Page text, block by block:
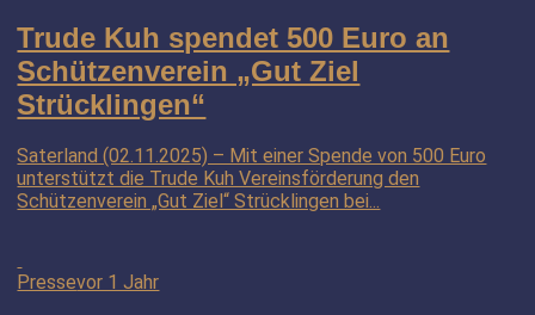
Trude Kuh spendet 500 Euro an
Schützenverein „Gut Ziel
Strücklingen“
Saterland (02.11.2025) – Mit einer Spende von 500 Euro
unterstützt die Trude Kuh Vereinsförderung den
Schützenverein „Gut Ziel“ Strücklingen bei...
Pressevor 1 Jahr